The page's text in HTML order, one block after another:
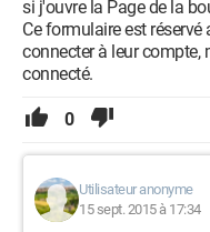
si j'ouvre la Page de la
Ce formulaire est
connecter à leur compte,
connecté.
0
Utilisateur anonyme
15 sept. 2015 à 17:34